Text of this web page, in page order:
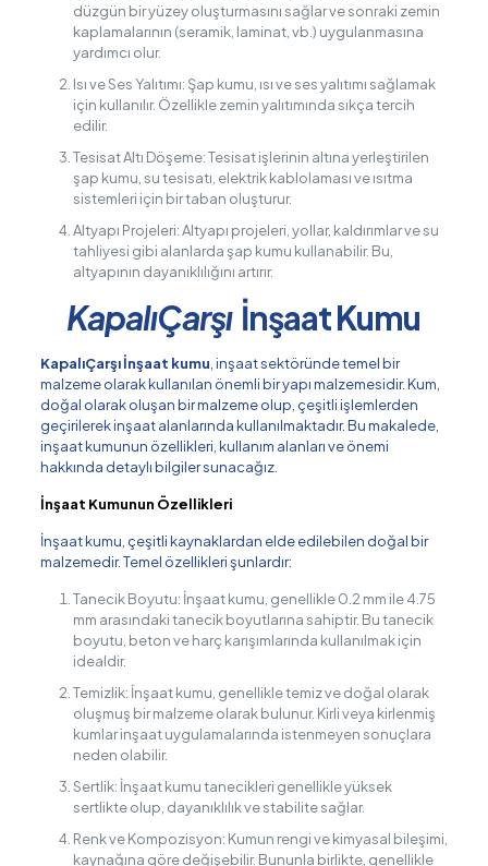
düzgün bir yüzey oluşturmasını sağlar ve sonraki zemin
kaplamalarının (seramik, laminat, vb.) uygulanmasına
yardımcı olur.
Isı ve Ses Yalıtımı: Şap kumu, ısı ve ses yalıtımı sağlamak
için kullanılır. Özellikle zemin yalıtımında sıkça tercih
edilir.
Tesisat Altı Döşeme: Tesisat işlerinin altına yerleştirilen
şap kumu, su tesisatı, elektrik kablolaması ve ısıtma
sistemleri için bir taban oluşturur.
Altyapı Projeleri: Altyapı projeleri, yollar, kaldırımlar ve su
tahliyesi gibi alanlarda şap kumu kullanabilir. Bu,
altyapının dayanıklılığını artırır.
KapalıÇarşı İnşaat Kumu
KapalıÇarşı İnşaat kumu , inşaat sektöründe temel bir
malzeme olarak kullanılan önemli bir yapı malzemesidir. Kum,
doğal olarak oluşan bir malzeme olup, çeşitli işlemlerden
geçirilerek inşaat alanlarında kullanılmaktadır. Bu makalede,
inşaat kumunun özellikleri, kullanım alanları ve önemi
hakkında detaylı bilgiler sunacağız.
İnşaat Kumunun Özellikleri
İnşaat kumu, çeşitli kaynaklardan elde edilebilen doğal bir
malzemedir. Temel özellikleri şunlardır:
Tanecik Boyutu: İnşaat kumu, genellikle 0.2 mm ile 4.75
mm arasındaki tanecik boyutlarına sahiptir. Bu tanecik
boyutu, beton ve harç karışımlarında kullanılmak için
idealdir.
Temizlik: İnşaat kumu, genellikle temiz ve doğal olarak
oluşmuş bir malzeme olarak bulunur. Kirli veya kirlenmiş
kumlar inşaat uygulamalarında istenmeyen sonuçlara
neden olabilir.
Sertlik: İnşaat kumu tanecikleri genellikle yüksek
sertlikte olup, dayanıklılık ve stabilite sağlar.
Renk ve Kompozisyon: Kumun rengi ve kimyasal bileşimi,
kaynağına göre değişebilir. Bununla birlikte, genellikle